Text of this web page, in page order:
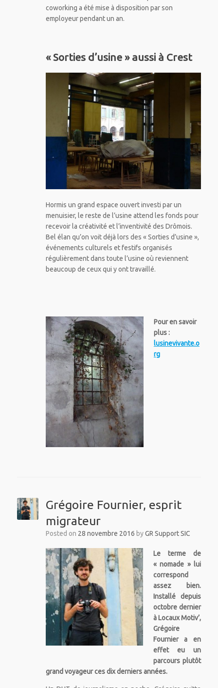
coworking a été mise à disposition par son
employeur pendant un an.
« Sorties d’usine » aussi à Crest
Hormis un grand espace ouvert investi par un
menuisier, le reste de l’usine attend les fonds pour
recevoir la créativité et l’inventivité des Drômois.
Bel élan qu’on voit déjà lors des « Sorties d’usine »,
événements culturels et festifs organisés
régulièrement dans toute l’usine où reviennent
beaucoup de ceux qui y ont travaillé.
Pour en savoir
plus :
lusinevivante.o
rg
Grégoire Fournier, esprit
migrateur
Posted on 28 novembre 2016 byGR Support SIC
Le terme de
« nomade » lui
correspond
assez bien.
Installé depuis
octobre dernier
à Locaux Motiv’,
Grégoire
Fournier a en
effet eu un
parcours plutôt
grand voyageur ces dix derniers années.